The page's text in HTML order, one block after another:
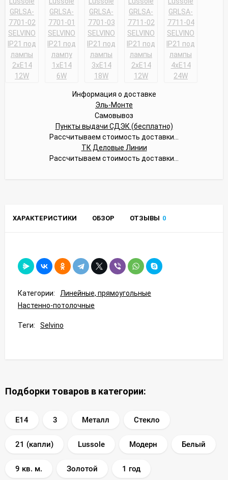
Информация о доставке
Эль-Монте
Самовывоз
Пункты выдачи СДЭК (бесплатно)
Рассчитываем стоимость доставки...
ТК Деловые Линии
Рассчитываем стоимость доставки...
ХАРАКТЕРИСТИКИ ОБЗОР ОТЗЫВЫ 0
Категории:
Линейные, прямоугольные
Настенно-потолочные
Теги: Selvino
Подборки товаров в категории:
E14 3 Металл Стекло
21 (капли) Lussole Модерн Белый
9 кв. м. Золотой 1 год